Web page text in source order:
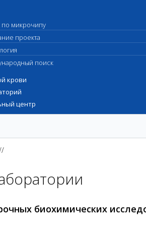
по микрочипу
проекта
поиск
крови
центр
биохимических